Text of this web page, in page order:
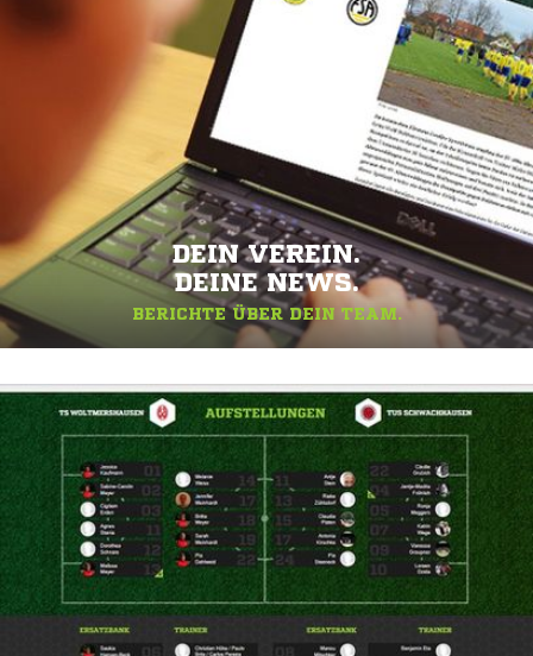
DEIN VEREIN.
DEINE NEWS.
BERICHTE ÜBER DEIN TEAM.